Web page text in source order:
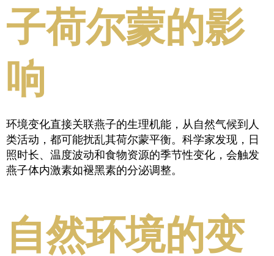
子荷尔蒙的影
响
环境变化直接关联燕子的生理机能，从自然气候到人
类活动，都可能扰乱其荷尔蒙平衡。科学家发现，日
照时长、温度波动和食物资源的季节性变化，会触发
燕子体内激素如褪黑素的分泌调整。
自然环境的变